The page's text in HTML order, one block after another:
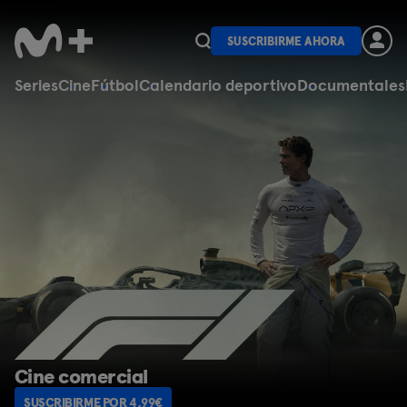
SeriesCineFútbolCalendario deportivoDocumentales
SUSCRIBIRME AHORA
Cine para todos los sustos
SUSCRIBIRME POR 4,99€